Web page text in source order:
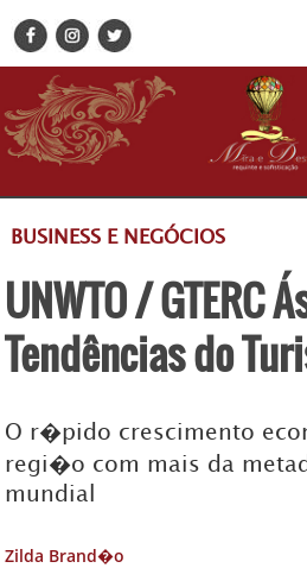
BELEZA
BUSINESS E
CULTURA
DESTINOS
MODA
SOCIAL
ENCONTRE
BUSINESS E NEGÓCIOS
UNWTO / GTERC
Tendências do
O r�pido crescimento
regi�o com mais da
mundial
Zilda Brand�o